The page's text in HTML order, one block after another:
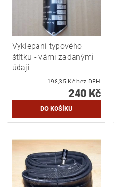
Vyklepání typového
štítku - vámi zadanými
údaji
198,35 Kč bez DPH
240 Kč